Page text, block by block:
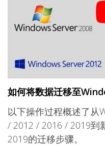
如何将数据迁移至
以下操作过程概述了从
/ 2012 / 2016 / 2019到
2019的迁移步骤。